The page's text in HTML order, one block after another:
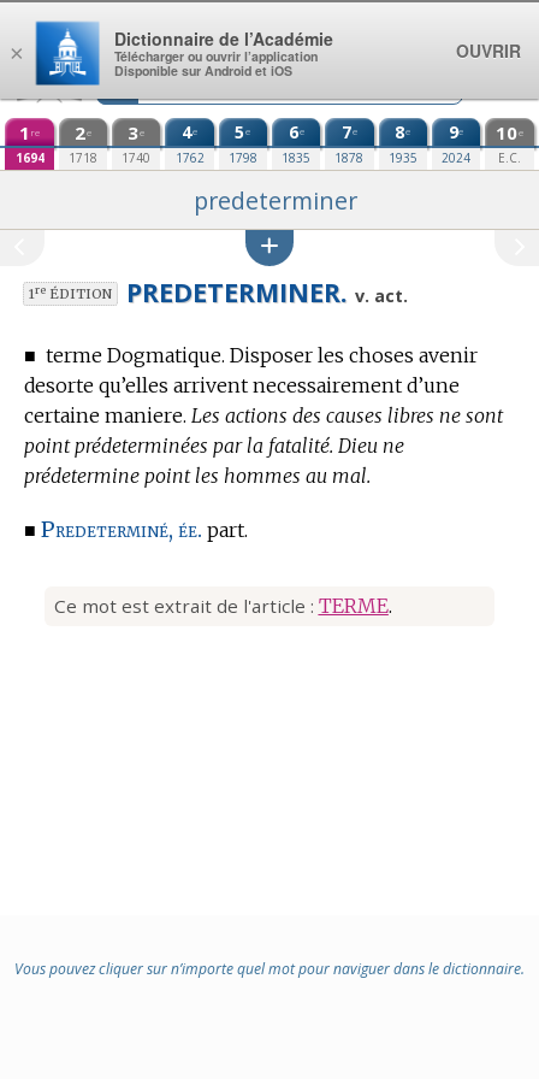
Aller au contenu
1 re
1694
2e
1718
3e
1740
4e
1762
5e
1798
6e
1835
7e
1878
8e
1935
9e
2024
10e
E.C.
predeterminer
1reÉDITION PREDETERMINER. v. act.
■ terme Dogmatique. Disposer les choses avenir
desorte qu’elles arrivent necessairement d’une
certaine maniere. Les actions des causes libres ne sont
point prédeterminées par la fatalité. Dieu ne
prédetermine point les hommes au mal.
■ Predeterminé, ée. part.
Ce mot est extrait de l'article : TERME.
Vous pouvez cliquer sur n’importe quel mot pour naviguer dans le dictionnaire.
×
Dictionnaire de l’Académie
Télécharger ou ouvrir l’application
Disponible sur Android et iOS
OUVRIR